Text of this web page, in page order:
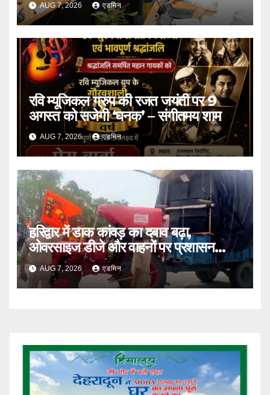
AUG 7, 2026 एडमिन
रवि म्यूजिकल ग्रुप की रजत जयंती पर 9
अगस्त को सजेगी ‘घनक’ – संगीतमय शाम
AUG 7, 2026 एडमिन
हरिद्वार में डाक कांवड़ का दबाव बढ़ा,
ओवरसाइज डीजे और वाहनों पर प्रशासन
सख्तAUG 7, 2026 एडमिन